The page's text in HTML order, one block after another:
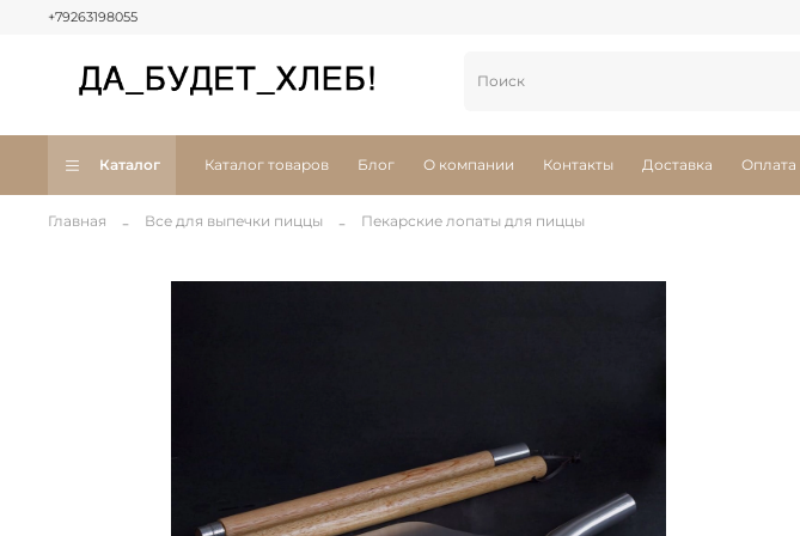
+79263198055
Каталог Каталог товаров Блог О компании Контакты Доставка Оплата
Главная Все для выпечки пиццы Пекарские лопаты для пиццы